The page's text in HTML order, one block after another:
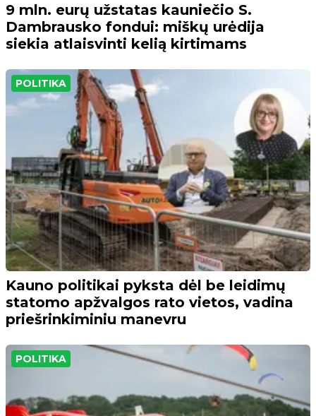
9 mln. eurų užstatas kauniečio S.
Dambrausko fondui: miškų urėdija
siekia atlaisvinti kelią kirtimams
POLITIKA
Kauno politikai pyksta dėl be leidimų
statomo apžvalgos rato vietos, vadina
priešrinkiminiu manevru
POLITIKA